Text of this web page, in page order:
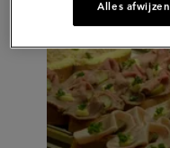
Alles afwijzen